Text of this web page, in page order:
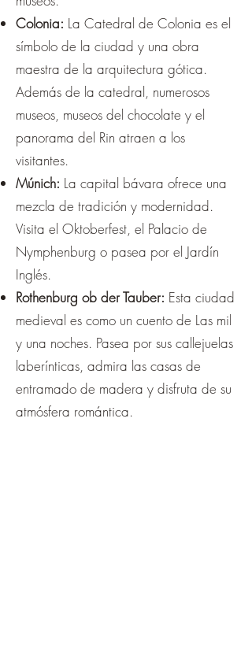
Colonia: La Catedral de Colonia es el
símbolo de la ciudad y una obra
maestra de la arquitectura gótica.
Además de la catedral, numerosos
museos, museos del chocolate y el
panorama del Rin atraen a los
visitantes.
Múnich: La capital bávara ofrece una
mezcla de tradición y modernidad.
Visita el Oktoberfest, el Palacio de
Nymphenburg o pasea por el Jardín
Inglés.
Rothenburg ob der Tauber: Esta ciudad
medieval es como un cuento de Las mil
y una noches. Pasea por sus callejuelas
laberínticas, admira las casas de
entramado de madera y disfruta de su
atmósfera romántica.